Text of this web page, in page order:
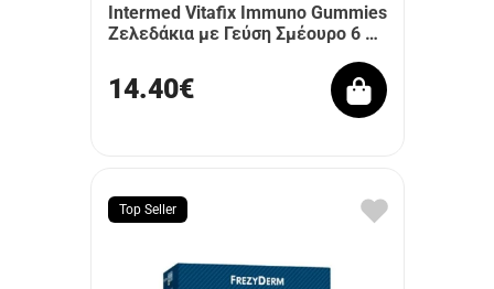
Intermed Vitafix Immuno Gummies
Ζελεδάκια με Γεύση Σμέουρο 6 …
14.40€
Top Seller